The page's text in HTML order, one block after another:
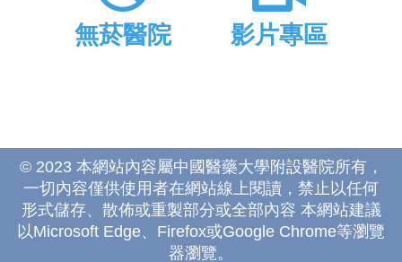
無菸醫院 影片專區
© 2023 本網站內容屬中國醫藥大學附設醫院所有，
一切內容僅供使用者在網站線上閱讀，禁止以任何
形式儲存、散佈或重製部分或全部內容 本網站建議
以Microsoft Edge、Firefox或Google Chrome等瀏覽
器瀏覽。